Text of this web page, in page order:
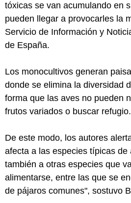
tóxicas se van acumulando en
pueden llegar a provocarles la
Servicio de Información y
de España.
Los monocultivos generan
donde se elimina la diversidad
forma que las aves no pueden
frutos variados o buscar refugio.
De este modo, los autores
afecta a las especies típicas de
también a otras especies que
alimentarse, entre las que se
de pájaros comunes", sostuvo